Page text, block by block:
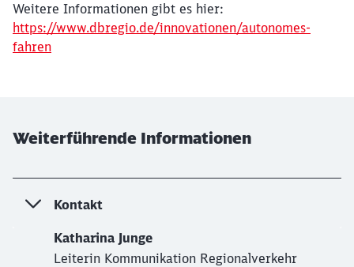
Weitere Informationen gibt es hier:
https://www.dbregio.de/innovationen/autonomes-
fahren
Weiterführende Informationen
Kontakt
Katharina Junge
Leiterin Kommunikation Regionalverkehr